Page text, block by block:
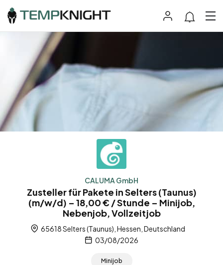
CALUMA GmbH
Zusteller für Pakete in Selters (Taunus)
(m/w/d) – 18,00 € / Stunde – Minijob,
Nebenjob, Vollzeitjob
65618 Selters (Taunus), Hessen, Deutschland
03/08/2026
Minijob